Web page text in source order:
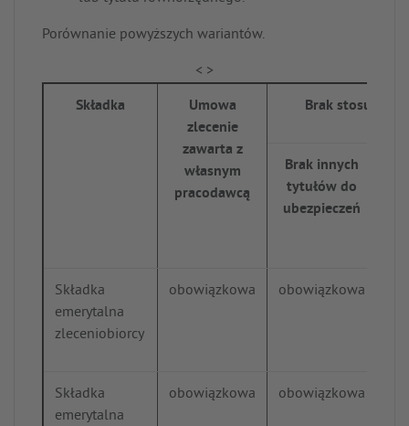
Porównanie powyższych wariantów.
Składka
Umowa
zlecenie
zawarta z
własnym
pracodawcą
Brak stosunku
Brak innych
tytułów do
ubezpieczeń
Składka
emerytalna
zleceniobiorcy
obowiązkowa obowiązkowa
Składka
emerytalna
obowiązkowa obowiązkowa